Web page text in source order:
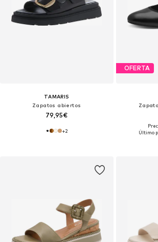
TAMARIS
Zapatos abiertos
79,95€
+2
OFERTA
Último